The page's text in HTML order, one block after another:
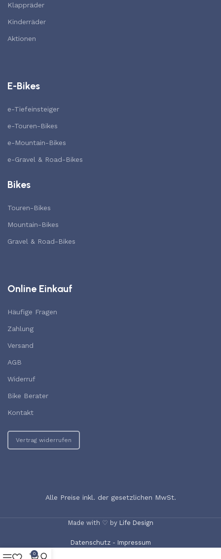
Klappräder
Kinderräder
Aktionen
E-Bikes
e-Tiefeinsteiger
e-Touren-Bikes
e-Mountain-Bikes
e-Gravel & Road-Bikes
Bikes
Touren-Bikes
Mountain-Bikes
Gravel & Road-Bikes
Online Einkauf
Häufige Fragen
Zahlung
Versand
AGB
Widerruf
Bike Berater
Kontakt
Vertrag widerrufen
Alle Preise inkl. der gesetzlichen MwSt.
Made with ♡ by Life Design
Datenschutz- Impressum
0